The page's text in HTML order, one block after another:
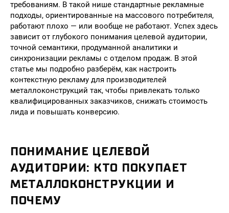
требованиям. В такой нише стандартные рекламные
подходы, ориентированные на массового потребителя,
работают плохо — или вообще не работают. Успех здесь
зависит от глубокого понимания целевой аудитории,
точной семантики, продуманной аналитики и
синхронизации рекламы с отделом продаж. В этой
статье мы подробно разберём, как настроить
контекстную рекламу для производителей
металлоконструкций так, чтобы привлекать только
квалифицированных заказчиков, снижать стоимость
лида и повышать конверсию.
ПОНИМАНИЕ ЦЕЛЕВОЙ
АУДИТОРИИ: КТО ПОКУПАЕТ
МЕТАЛЛОКОНСТРУКЦИИ И
ПОЧЕМУ